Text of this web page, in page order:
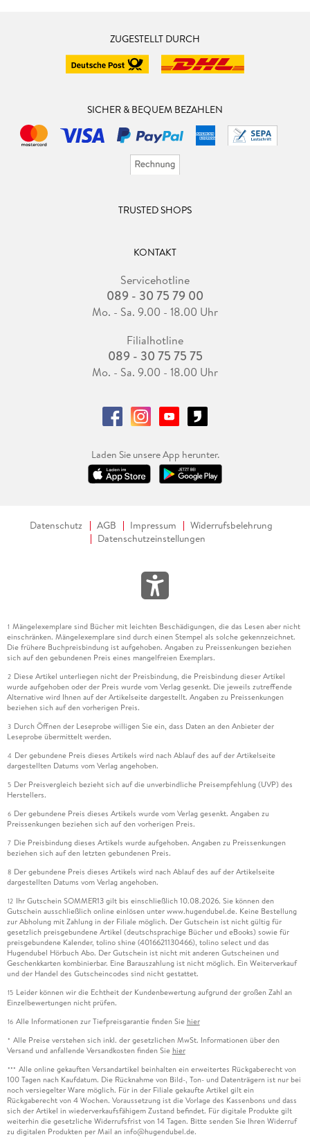
ZUGESTELLT DURCH
SICHER & BEQUEM BEZAHLEN
TRUSTED SHOPS
KONTAKT
Servicehotline
089 - 30 75 79 00
Mo. - Sa. 9.00 - 18.00 Uhr
Filialhotline
089 - 30 75 75 75
Mo. - Sa. 9.00 - 18.00 Uhr
Laden Sie unsere App herunter.
Datenschutz AGB Impressum
Widerrufsbelehrung
Datenschutzeinstellungen
1 Mängelexemplare sind Bücher mit leichten Beschädigungen, die das Lesen aber nicht
einschränken. Mängelexemplare sind durch einen Stempel als solche gekennzeichnet.
Die frühere Buchpreisbindung ist aufgehoben. Angaben zu Preissenkungen beziehen
sich auf den gebundenen Preis eines mangelfreien Exemplars.
2 Diese Artikel unterliegen nicht der Preisbindung, die Preisbindung dieser Artikel
wurde aufgehoben oder der Preis wurde vom Verlag gesenkt. Die jeweils zutreffende
Alternative wird Ihnen auf der Artikelseite dargestellt. Angaben zu Preissenkungen
beziehen sich auf den vorherigen Preis.
3 Durch Öffnen der Leseprobe willigen Sie ein, dass Daten an den Anbieter der
Leseprobe übermittelt werden.
4 Der gebundene Preis dieses Artikels wird nach Ablauf des auf der Artikelseite
dargestellten Datums vom Verlag angehoben.
5 Der Preisvergleich bezieht sich auf die unverbindliche Preisempfehlung (UVP) des
Herstellers.
6 Der gebundene Preis dieses Artikels wurde vom Verlag gesenkt. Angaben zu
Preissenkungen beziehen sich auf den vorherigen Preis.
7 Die Preisbindung dieses Artikels wurde aufgehoben. Angaben zu Preissenkungen
beziehen sich auf den letzten gebundenen Preis.
8 Der gebundene Preis dieses Artikels wird nach Ablauf des auf der Artikelseite
dargestellten Datums vom Verlag angehoben.
12 Ihr Gutschein SOMMER13 gilt bis einschließlich 10.08.2026. Sie können den
Gutschein ausschließlich online einlösen unter www.hugendubel.de. Keine Bestellung
zur Abholung mit Zahlung in der Filiale möglich. Der Gutschein ist nicht gültig für
gesetzlich preisgebundene Artikel (deutschsprachige Bücher und eBooks) sowie für
preisgebundene Kalender, tolino shine (4016621130466), tolino select und das
Hugendubel Hörbuch Abo. Der Gutschein ist nicht mit anderen Gutscheinen und
Geschenkkarten kombinierbar. Eine Barauszahlung ist nicht möglich. Ein Weiterverkauf
und der Handel des Gutscheincodes sind nicht gestattet.
15 Leider können wir die Echtheit der Kundenbewertung aufgrund der großen Zahl an
Einzelbewertungen nicht prüfen.
16 Alle Informationen zur Tiefpreisgarantie finden Sie hier
* Alle Preise verstehen sich inkl. der gesetzlichen MwSt. Informationen über den
Versand und anfallende Versandkosten finden Sie hier
*** Alle online gekauften Versandartikel beinhalten ein erweitertes Rückgaberecht von
100 Tagen nach Kaufdatum. Die Rücknahme von Bild-, Ton- und Datenträgern ist nur bei
noch versiegelter Ware möglich. Für in der Filiale gekaufte Artikel gilt ein
Rückgaberecht von 4 Wochen. Voraussetzung ist die Vorlage des Kassenbons und dass
sich der Artikel in wiederverkaufsfähigem Zustand befindet. Für digitale Produkte gilt
weiterhin die gesetzliche Widerrufsfrist von 14 Tagen. Bitte senden Sie Ihren Widerruf
zu digitalen Produkten per Mail an info@hugendubel.de.